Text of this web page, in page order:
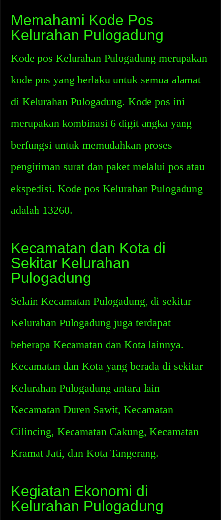
Memahami Kode Pos
Kelurahan Pulogadung
Kode pos Kelurahan Pulogadung merupakan
kode pos yang berlaku untuk semua alamat
di Kelurahan Pulogadung. Kode pos ini
merupakan kombinasi 6 digit angka yang
berfungsi untuk memudahkan proses
pengiriman surat dan paket melalui pos atau
ekspedisi. Kode pos Kelurahan Pulogadung
adalah 13260.
Kecamatan dan Kota di
Sekitar Kelurahan
Pulogadung
Selain Kecamatan Pulogadung, di sekitar
Kelurahan Pulogadung juga terdapat
beberapa Kecamatan dan Kota lainnya.
Kecamatan dan Kota yang berada di sekitar
Kelurahan Pulogadung antara lain
Kecamatan Duren Sawit, Kecamatan
Cilincing, Kecamatan Cakung, Kecamatan
Kramat Jati, dan Kota Tangerang.
Kegiatan Ekonomi di
Kelurahan Pulogadung